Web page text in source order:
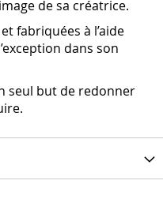
de sa créatrice.
fabriquées à l’aide
dans son
seul but de redonner